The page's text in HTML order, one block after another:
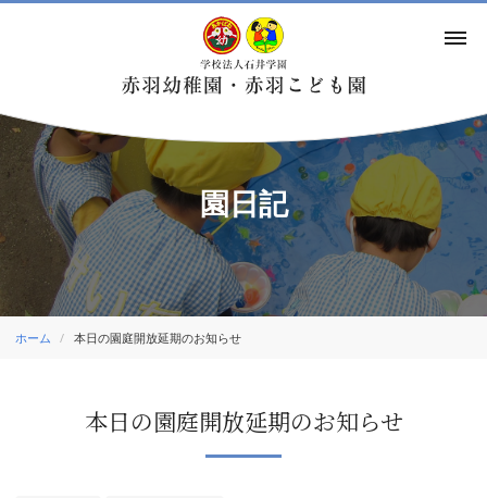
園日記
ホーム 本日の園庭開放延期のお知らせ
本日の園庭開放延期のお知らせ